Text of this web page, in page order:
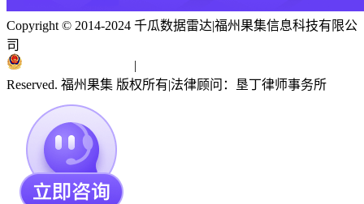
Copyright © 2014-2024 千瓜数据雷达|福州果集信息科技有限公
司
|
Reserved. 福州果集 版权所有|法律顾问：垦丁律师事务所